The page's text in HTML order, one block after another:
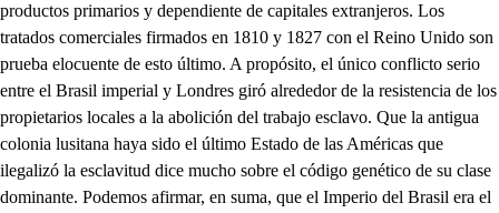
productos primarios y dependiente de capitales extranjeros. Los
tratados comerciales firmados en 1810 y 1827 con el Reino Unido son
prueba elocuente de esto último. A propósito, el único conflicto serio
entre el Brasil imperial y Londres giró alrededor de la resistencia de los
propietarios locales a la abolición del trabajo esclavo. Que la antigua
colonia lusitana haya sido el último Estado de las Américas que
ilegalizó la esclavitud dice mucho sobre el código genético de su clase
dominante. Podemos afirmar, en suma, que el Imperio del Brasil era el